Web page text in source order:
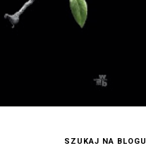
SZUKAJ NA BLOGU